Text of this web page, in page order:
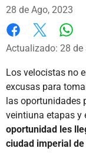
28 de Ago, 2023
Facebook
X
Actualizado: 28 de
Los velocistas no
excusas para
las oportunidades
veintiuna etapas y
oportunidad les
ciudad imperial